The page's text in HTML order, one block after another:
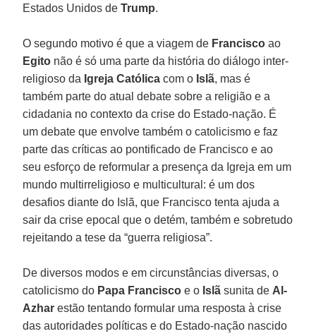
Estados Unidos deTrump.
O segundo motivo é que a viagem de Francisco ao
Egito não é só uma parte da história do diálogo inter-
religioso da Igreja Católica com o Islã, mas é
também parte do atual debate sobre a religião e a
cidadania no contexto da crise do Estado-nação. É
um debate que envolve também o catolicismo e faz
parte das críticas ao pontificado de Francisco e ao
seu esforço de reformular a presença da Igreja em um
mundo multirreligioso e multicultural: é um dos
desafios diante do Islã, que Francisco tenta ajuda a
sair da crise epocal que o detém, também e sobretudo
rejeitando a tese da “guerra religiosa”.
De diversos modos e em circunstâncias diversas, o
catolicismo do Papa Francisco e o Islã sunita de Al-
Azhar estão tentando formular uma resposta à crise
das autoridades políticas e do Estado-nação nascido